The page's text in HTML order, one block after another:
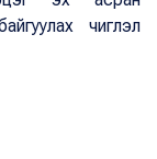
чиглэл